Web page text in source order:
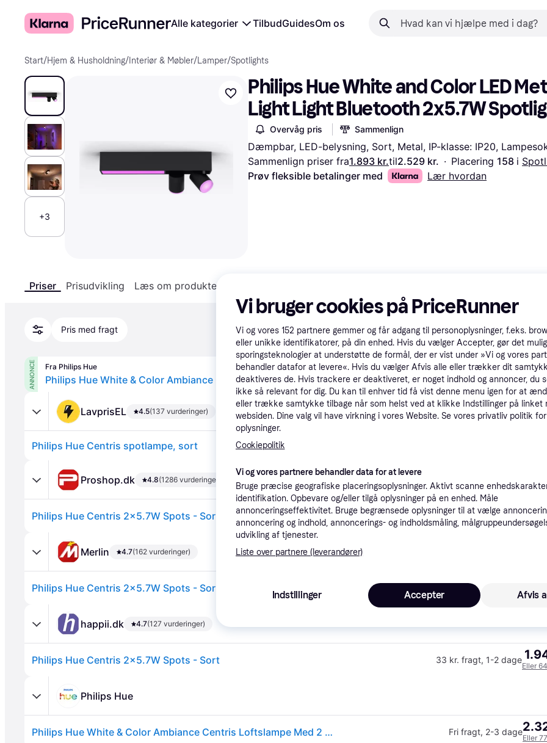
Alle kategorier TilbudGuidesOm os
Start/Hjem & Husholdning/ Interiør & Møbler/Lamper/Spotlights
+3
Philips Hue White and Color LED
Light Light Bluetooth 2x5.7W
Overvåg pris Sammenlign
Dæmpbar, LED-belysning, Sort, Metal, IP-klasse: IP20,
Sammenlign priser fra1.893 kr.til2.529 kr. · Placering 158 i
Prøv fleksible betalinger med
Lær hvordan
Priser Prisudvikling Læs om produktet
Pris med fragt
ANNONCE Fra Philips Hue
Philips Hue White & Color Ambiance Centris Loftslampe Med 2 Spots Fri fragt
Eller
LavprisEL 4.5(137 vurderinger)
Philips Hue Centris spotlampe, sort
Proshop.dk 4.8(1286 vurderinger)
Philips Hue Centris 2x5.7W Spots - Sort Fri fragt,1 dag
Eller
Merlin 4.7(162 vurderinger)
Philips Hue Centris 2x5.7W Spots - Sort Fri fragt
Eller
happii.dk 4.7(127 vurderinger)
Philips Hue Centris 2x5.7W Spots - Sort 33 kr. fragt, 1-2 dage
Eller
Philips Hue
Philips Hue White & Color Ambiance Centris Loftslampe Med 2 Spots Fri fragt, 2-3 dage
Eller
Vi bruger cookies på PriceRunner
Vi og vores 152 partnere gemmer og får adgang til personoplysninger, f.eks.
eller unikke identifikatorer, på din enhed. Hvis du vælger Accepter, gør det
sporingsteknologier at understøtte de formål, der er vist under »Vi og vores
behandler datafor at levere«. Hvis du vælger Afvis alle eller trækker dit
deaktiveres de. Hvis trackere er deaktiveret, er noget indhold og annoncer, du
ikke så relevant for dig. Du kan til enhver tid få vist denne menu igen for at
eller trække samtykke tilbage når som helst ved at klikke Indstillinger på linket
websiden. Dine valg vil have virkning i vores Website. Se vores privatliv politik
oplysninger.
Cookiepolitik
Vi og vores partnere behandler data for at levere
Bruge præcise geografiske placeringsoplysninger. Aktivt scanne
identifikation. Opbevare og/eller tilgå oplysninger på en enhed. Måle
annonceringseffektivitet. Bruge begrænsede oplysninger til at vælge
annoncering og indhold, annoncerings- og indholdsmåling,
udvikling af tjenester.
Liste over partnere (leverandører)
Indstillinger Afvis
Accepter